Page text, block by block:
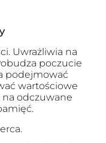
Uwrażliwia na
poczucie
podejmować
wartościowe
na odczuwane